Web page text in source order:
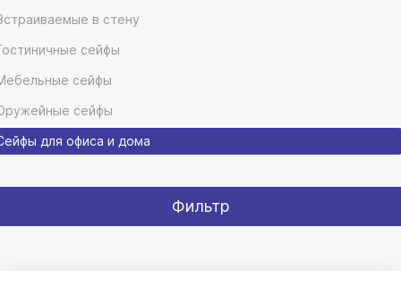
в стену
сейфы
сейфы
сейфы
для офиса и дома
Фильтр